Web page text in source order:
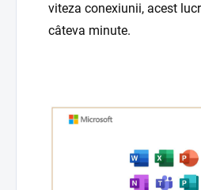
viteza conexiunii, acest
câteva minute.